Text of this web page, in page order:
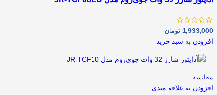
1,933,000 تومان
افزودن به سبد خرید
مقايسه
افزودن به علاقه مندی